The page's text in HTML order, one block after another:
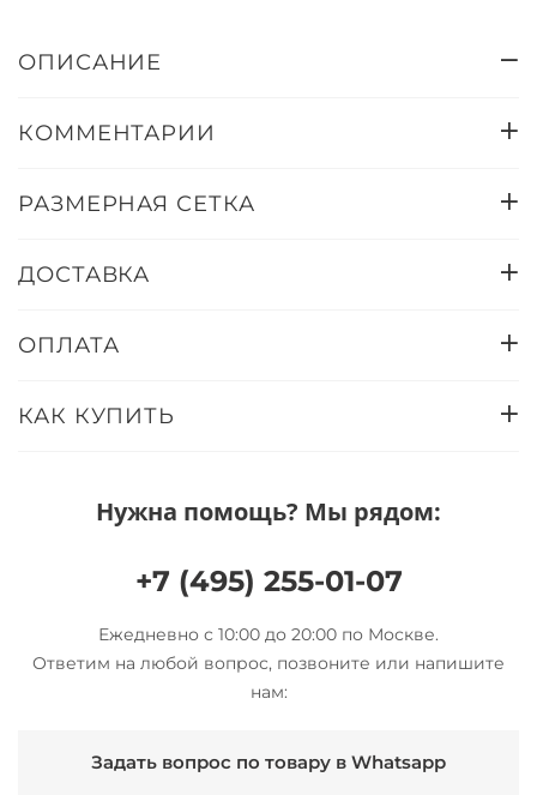
ОПИСАНИЕ
КОММЕНТАРИИ
РАЗМЕРНАЯ СЕТКА
ДОСТАВКА
ОПЛАТА
КАК КУПИТЬ
Нужна помощь? Мы рядом:
+7 (495) 255-01-07
Ежедневно с 10:00 до 20:00 по Москве.
Ответим на любой вопрос, позвоните или напишите
нам:
Задать вопрос по товару в Whatsapp